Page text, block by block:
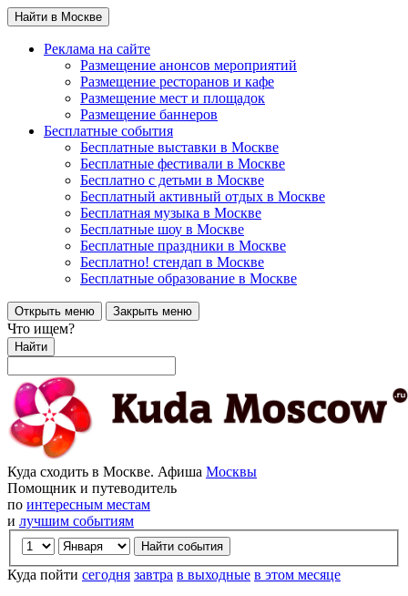
Найти в Москве
Реклама на сайте
Размещение анонсов мероприятий
Размещение ресторанов и кафе
Размещение мест и площадок
Размещение баннеров
Бесплатные события
Бесплатные выставки в Москве
Бесплатные фестивали в Москве
Бесплатно с детьми в Москве
Бесплатный активный отдых в Москве
Бесплатная музыка в Москве
Бесплатные шоу в Москве
Бесплатные праздники в Москве
Бесплатно! стендап в Москве
Бесплатные образование в Москве
Открыть меню Закрыть меню
Что ищем?
Найти
Куда сходить в Москве. Афиша Москвы
Помощник и путеводитель
по интересным местам
и лучшим событиям
Куда пойти сегодня завтра в выходные в этом месяце